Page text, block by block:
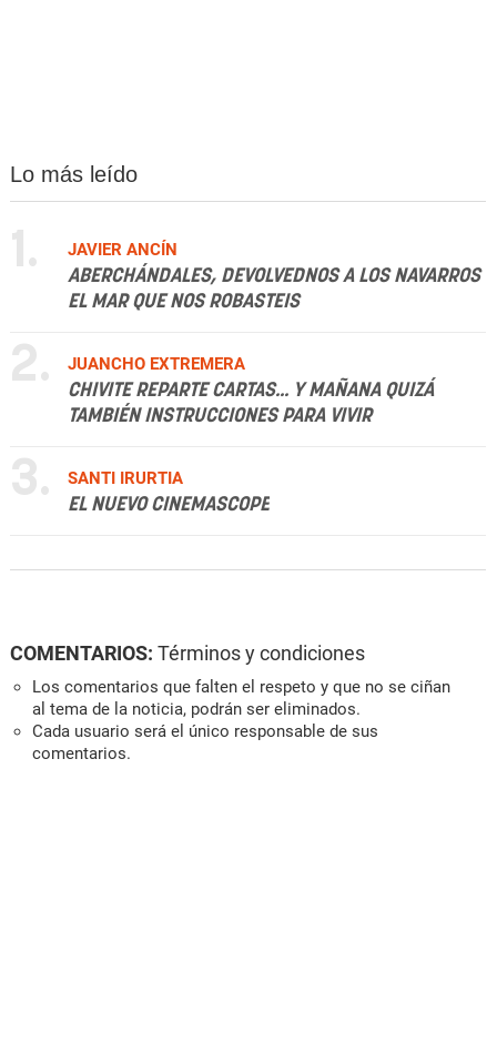
Lo más leído
1.
JAVIER ANCÍN
ABERCHÁNDALES, DEVOLVEDNOS A LOS NAVARROS
EL MAR QUE NOS ROBASTEIS
2.
JUANCHO EXTREMERA
CHIVITE REPARTE CARTAS... Y MAÑANA QUIZÁ
TAMBIÉN INSTRUCCIONES PARA VIVIR
3.
SANTI IRURTIA
EL NUEVO CINEMASCOPE
COMENTARIOS: Términos y condiciones
Los comentarios que falten el respeto y que no se ciñan
al tema de la noticia, podrán ser eliminados.
Cada usuario será el único responsable de sus
comentarios.